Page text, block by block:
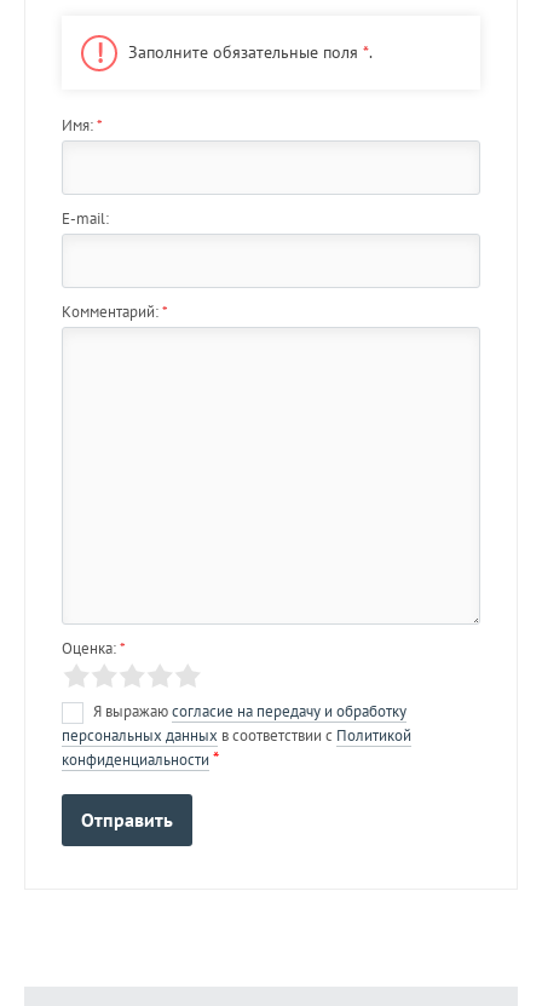
Заполните обязательные поля *.
Имя:*
E-mail:
Комментарий:*
Оценка:*
Я выражаюсогласие на передачу и обработку
персональных данных в соответствии с Политикой
конфиденциальности *